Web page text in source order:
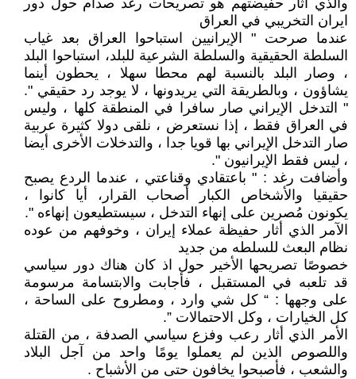
والذي اثار حفيضتهم هو تصريحات رغد صدام حول دور
ايران التخريبي في العراق
عندما صرحت " الإيرانيين استباحوا العراق بعد غياب
السلطة الحقيقية والسلطة الشرعية للبلد، استباحوا البلد
، وصار البلد بالنسبة لهم محطا سهلا ، يحطون أينما
يشاؤون ، وبالطريقة التي يريدونها ، لا يوجد رد حقيقي ".
" التدخل الإيراني صار سافرا في المنطقة كلها ، وليس
في العراق فقط ، إذا نستعرض ، نلقى دولا كثيرة عربية
صار التدخل الإيراني بها قويا جدا ، والتدخلات الأخرى أيضا
، ليس فقط الإيرانيون ".
وأضافت رغد : " باعتقادي وقناعتي ، عندما الردع يصبح
حقيقيا والأشخاص الكبار أصحاب القرار، أيا كانوا ،
يكونون مُصرين على إنهاء التدخل ، سيستطيعون إنهاءه ".
الآمر الذي أثار حفيظة عملاء إيران ، وخوفهم من عوده
نظام البعث للسلطه من جديد
خصوصًا تصريحها الأخير حول اذ كان هناك دور سياسي
قد تلعبه في المستقبل ، فأجابت والابتسامة مرسومة
على وجهها : “ كل شي وارد ، ومطروح على الساحة ،
كل الخيارات ، وكل الاحتمالات ”.
الأمر الذي أثار رعب وفزع سياسي الصدفة ، من القتلة
واللصوص الذين لم يعملوا يومًا واحد من آجل البلاد
والشعب ، فأصبحوا يخافون حتى من الأشباح .